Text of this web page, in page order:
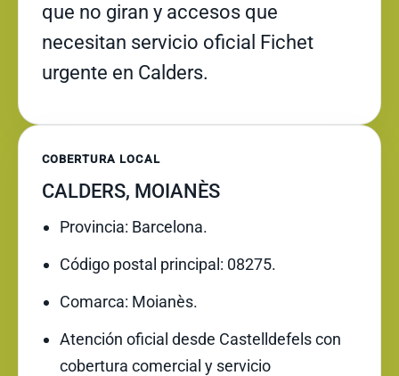
que no giran y accesos que
necesitan servicio oficial Fichet
urgente en Calders.
COBERTURA LOCAL
CALDERS, MOIANÈS
Provincia: Barcelona.
Código postal principal: 08275.
Comarca: Moianès.
Atención oficial desde Castelldefels con
cobertura comercial y servicio